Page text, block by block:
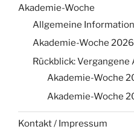
Akademie-Woche
Allgemeine
Akademie-Woche 2026
Rückblick:
Akademie-Woche
Akademie-Woche
Kontakt / Impressum